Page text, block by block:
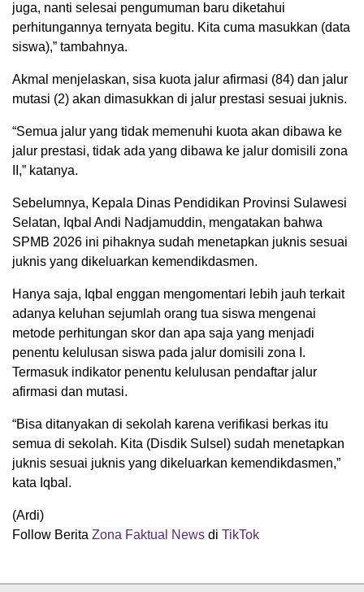
juga, nanti selesai pengumuman baru diketahui
perhitungannya ternyata begitu. Kita cuma masukkan (data
siswa),” tambahnya.
Akmal menjelaskan, sisa kuota jalur afirmasi (84) dan jalur
mutasi (2) akan dimasukkan di jalur prestasi sesuai juknis.
“Semua jalur yang tidak memenuhi kuota akan dibawa ke
jalur prestasi, tidak ada yang dibawa ke jalur domisili zona
II,” katanya.
Sebelumnya, Kepala Dinas Pendidikan Provinsi Sulawesi
Selatan, Iqbal Andi Nadjamuddin, mengatakan bahwa
SPMB 2026 ini pihaknya sudah menetapkan juknis sesuai
juknis yang dikeluarkan kemendikdasmen.
Hanya saja, Iqbal enggan mengomentari lebih jauh terkait
adanya keluhan sejumlah orang tua siswa mengenai
metode perhitungan skor dan apa saja yang menjadi
penentu kelulusan siswa pada jalur domisili zona I.
Termasuk indikator penentu kelulusan pendaftar jalur
afirmasi dan mutasi.
“Bisa ditanyakan di sekolah karena verifikasi berkas itu
semua di sekolah. Kita (Disdik Sulsel) sudah menetapkan
juknis sesuai juknis yang dikeluarkan kemendikdasmen,”
kata Iqbal.
(Ardi)
Follow Berita Zona Faktual News di TikTok